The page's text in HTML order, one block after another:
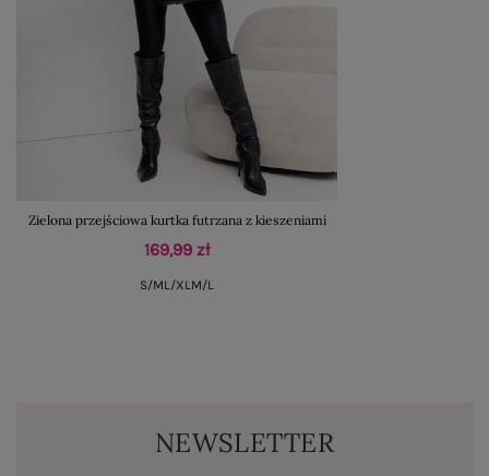
Zielona przejściowa kurtka futrzana z kieszeniami
169,99 zł
S/ML/XL M/L
NEWSLETTER